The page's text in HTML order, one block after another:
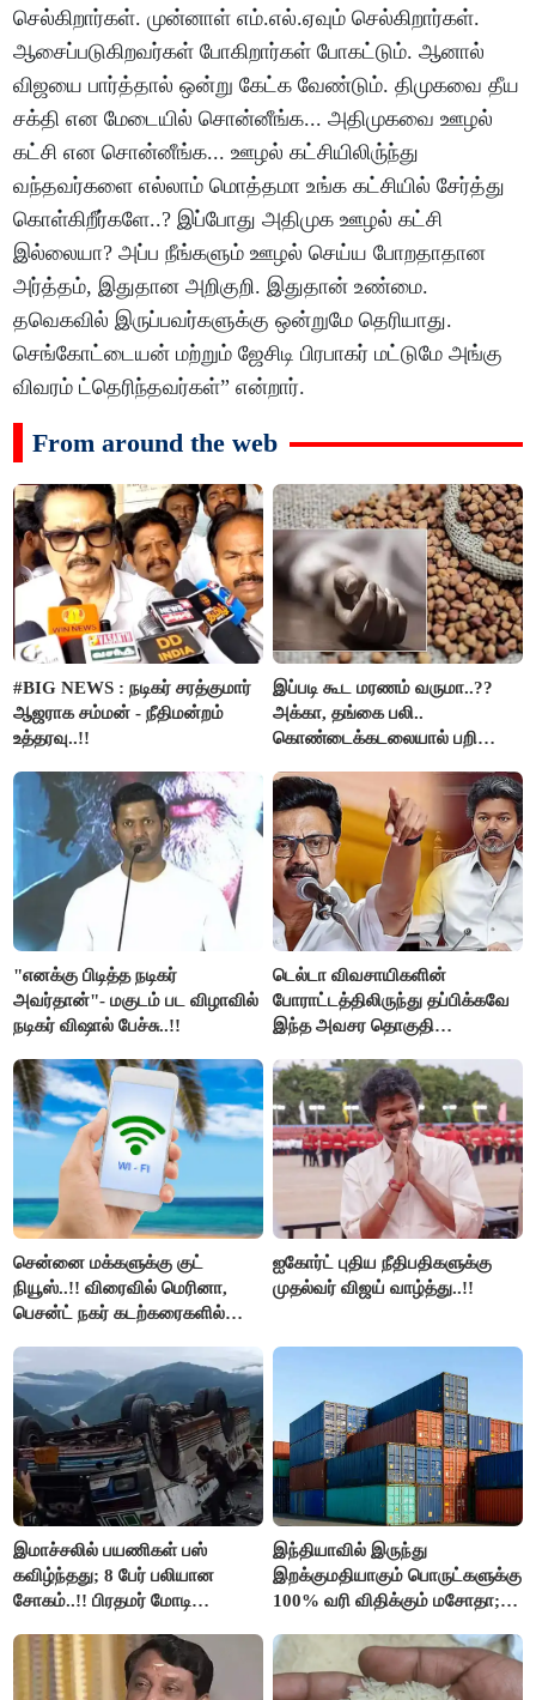
செல்கிறார்கள். முன்னாள் எம்.எல்.ஏவும் செல்கிறார்கள்.
ஆசைப்படுகிறவர்கள் போகிறார்கள் போகட்டும். ஆனால்
விஜயை பார்த்தால் ஒன்று கேட்க வேண்டும். திமுகவை தீய
சக்தி என மேடையில் சொன்னீங்க... அதிமுகவை ஊழல்
கட்சி என சொன்னீங்க... ஊழல் கட்சியிலிரு்ந்து
வந்தவர்களை எல்லாம் மொத்தமா உங்க கட்சியில் சேர்த்து
கொள்கிறீர்களே..? இப்போது அதிமுக ஊழல் கட்சி
இல்லையா? அப்ப நீங்களும் ஊழல் செய்ய போறதாதான
அர்த்தம், இதுதான அறிகுறி. இதுதான் உண்மை.
தவெகவில் இருப்பவர்களுக்கு ஒன்றுமே தெரியாது.
செங்கோட்டையன் மற்றும் ஜேசிடி பிரபாகர் மட்டுமே அங்கு
விவரம் ட்தெரிந்தவர்கள்” என்றார்.
From around the web
#BIG NEWS : நடிகர் சரத்குமார்
ஆஜராக சம்மன் - நீதிமன்றம்
உத்தரவு..!!
இப்படி கூட மரணம் வருமா..??
அக்கா, தங்கை பலி..
கொண்டைக்கடலையால் பறிபோன
"எனக்கு பிடித்த நடிகர்
அவர்தான்"- மகுடம் பட விழாவில்
நடிகர் விஷால் பேச்சு..!!
டெல்டா விவசாயிகளின்
போராட்டத்திலிருந்து தப்பிக்கவே
இந்த அவசர தொகுதி
அரங்கேற்றுகிறார் முதலமைச்சர் -
திமுக ஐடி விங்..!!
சென்னை மக்களுக்கு குட்
நியூஸ்..!! விரைவில் மெரினா,
பெசன்ட் நகர் கடற்கரைகளில்
ஐகோர்ட் புதிய நீதிபதிகளுக்கு
முதல்வர் விஜய் வாழ்த்து..!!
இமாச்சலில் பயணிகள் பஸ்
கவிழ்ந்தது; 8 பேர் பலியான
சோகம்..!! பிரதமர் மோடி
இந்தியாவில் இருந்து
இறக்குமதியாகும் பொருட்களுக்கு
100% வரி விதிக்கும் மசோதா;